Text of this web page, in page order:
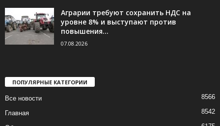
Аграрии требуют сохранить НДС на
уровне 8% и выступают против
повышения...
07.08.2026
ПОПУЛЯРНЫЕ КАТЕГОРИИ
Все новости 8566
Главная 8542